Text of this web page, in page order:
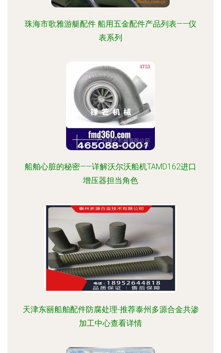
珠海市歌雅游艇配件 船用五金配件产品列表——仪
表系列
船舶心脏的秘密——详解沃尔沃船机TAMD162进口
增压器担当角色
天津东丽船舶配件防腐处理-推荐泰州多源合金共渗
加工中心查看详情